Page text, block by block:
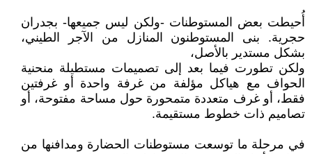
أُحيطت بعض المستوطنات -ولكن ليس جميعها- بجدران
حجرية. بنى المستوطنون المنازل من الآجر الطيني،
بشكل مستدير بالأصل،
ولكن تطورت فيما بعد إلى تصميمات مستطيلة منحنية
الحواف مع هياكل مؤلفة من غرفة واحدة أو غرفتين
فقط، أو غرف متعددة متمحورة حول مساحة مفتوحة، أو
تصاميم ذات خطوط مستقيمة.
في مرحلة ما توسعت مستوطنات الحضارة ومدافنها من